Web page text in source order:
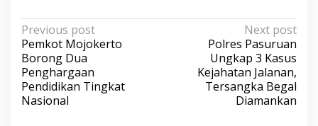
P
o
s
t
n
Previous post
Pemkot Mojokerto
Borong Dua
Penghargaan
Pendidikan Tingkat
Nasional
Next post
Polres Pasuruan
Ungkap 3 Kasus
Kejahatan Jalanan,
Tersangka Begal
Diamankan